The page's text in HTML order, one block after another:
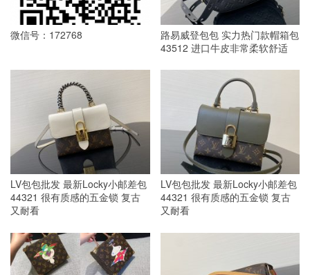
微信号：172768
路易威登包包 实力热门款帽箱包
43512 进口牛皮非常柔软舒适
LV包包批发 最新Locky小邮差包
44321 很有质感的五金锁 复古
又耐看
LV包包批发 最新Locky小邮差包
44321 很有质感的五金锁 复古
又耐看